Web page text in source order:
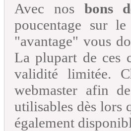
Avec nos bons
poucentage sur
"avantage" vous
La plupart de ces
validité limitée.
webmaster afin
utilisables dès lors
également